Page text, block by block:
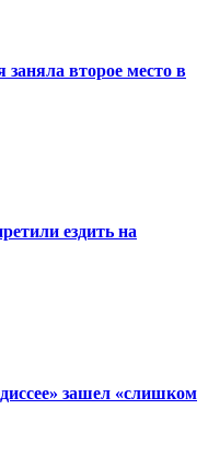
второе место в
ездить на
зашел «слишком